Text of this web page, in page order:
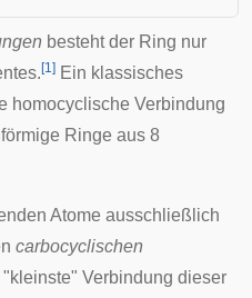
besteht der Ring nur
[1] Ein klassisches
homocyclische Verbindung
Ringe aus 8
Atome ausschließlich
carbocyclischen
"kleinste" Verbindung dieser